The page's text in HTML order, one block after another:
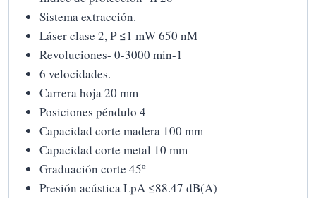
Sistema extracción.
Láser clase 2, P ≤1 mW 650 nM
Revoluciones- 0-3000 min-1
6 velocidades.
Carrera hoja 20 mm
Posiciones péndulo 4
Capacidad corte madera 100 mm
Capacidad corte metal 10 mm
Graduación corte 45º
Presión acústica LpA ≤88.47 dB(A)